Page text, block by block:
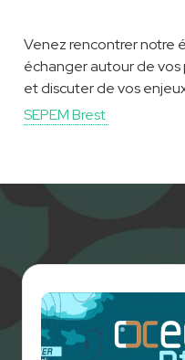
Venez rencontrer notre
échanger autour de
et discuter de vos
SEPEM Brest